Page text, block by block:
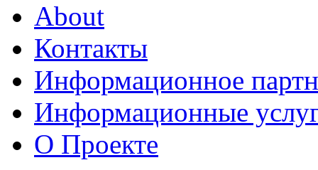
About
Контакты
Информационное
Информационные
О Проекте